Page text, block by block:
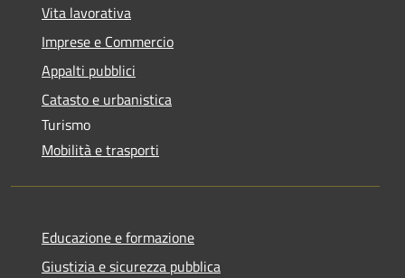
Vita lavorativa
Imprese e Commercio
Appalti pubblici
Catasto e urbanistica
Turismo
Mobilità e trasporti
Educazione e formazione
Giustizia e sicurezza pubblica